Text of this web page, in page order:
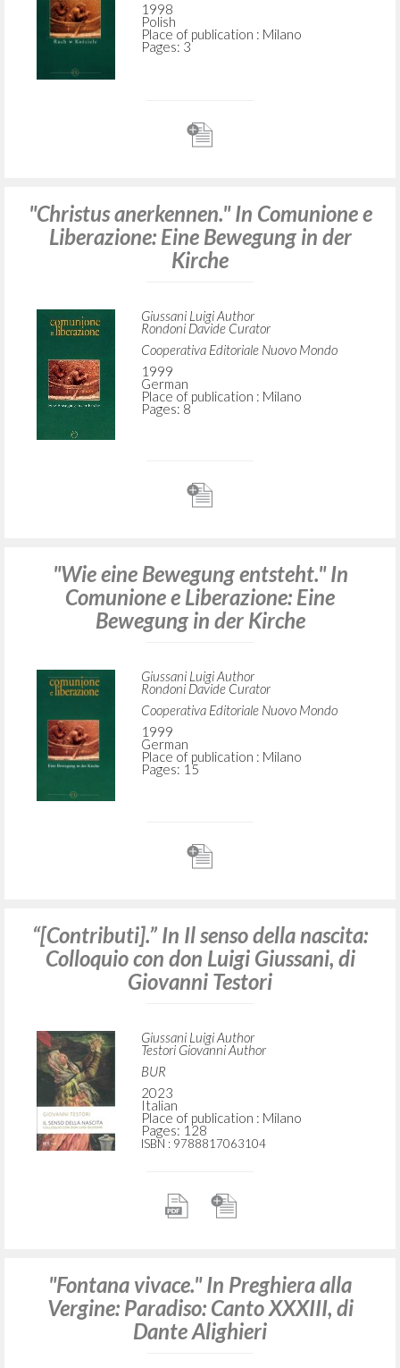
1998
Polish
Place of publication : Milano
Pages: 3
"Christus anerkennen." In Comunione e
Liberazione: Eine Bewegung in der
Kirche
Giussani Luigi Author
Rondoni Davide Curator
Cooperativa Editoriale Nuovo Mondo
1999
German
Place of publication : Milano
Pages: 8
"Wie eine Bewegung entsteht." In
Comunione e Liberazione: Eine
Bewegung in der Kirche
Giussani Luigi Author
Rondoni Davide Curator
Cooperativa Editoriale Nuovo Mondo
1999
German
Place of publication : Milano
Pages: 15
“[Contributi].” In Il senso della nascita:
Colloquio con don Luigi Giussani, di
Giovanni Testori
Giussani Luigi Author
Testori Giovanni Author
BUR
2023
Italian
Place of publication : Milano
Pages: 128
ISBN : 9788817063104
"Fontana vivace." In Preghiera alla
Vergine: Paradiso: Canto XXXIII, di
Dante Alighieri